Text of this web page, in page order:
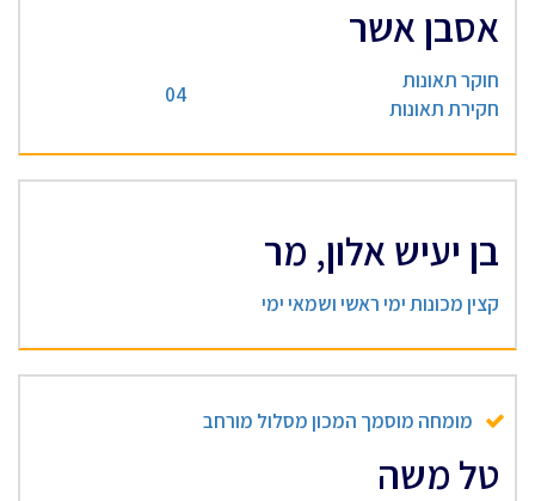
אסבן אשר
חוקר תאונות
חקירת תאונות
04
בן יעיש אלון, מר
קצין מכונות ימי ראשי ושמאי ימי
מומחה מוסמך המכון מסלול מורחב
טל משה